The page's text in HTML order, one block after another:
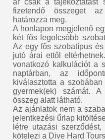
ár csak a tájékoztatást
fizetendő összeget
határozza meg.
A honlapon megjelenő
két fős legolcsóbb
Az egy fős szobatípus
jutó árai ettől
vonatkozó kalkulációt a
naptárban, az
kiválasztotta a
gyermek(ek) számát.
összeg alatt látható.
Az ajánlatok nem a
jelentkezési űrlap
létre utazási
kötelezi a Dive Hard